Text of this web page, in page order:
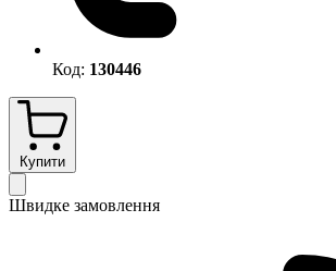
Код: 130446
Купити
Швидке замовлення